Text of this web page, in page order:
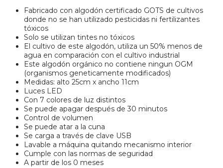
Fabricado con algodón certificado GOTS de cultivos
donde no se han utilizado pesticidas ni fertilizantes
tóxicos
Solo se utilizan tintes no tóxicos
El cultivo de este algodón, utiliza un 50% menos de
agua en comparación con el cultivo industrial
Este algodón orgánico no contiene ningun OGM
(organismos geneticamente modificados)
Medidas: alto 25cm x ancho 11cm
Luces LED
Con 7 colores de luz distintos
Se puede apagar después de 30 minutos
Control de volumen
Se puede atar a la cuna
Se carga a través de clave USB
Lavable a máquina quitando mecanismo interior
Cumple con las normas de seguridad
A partir de los 0 meses